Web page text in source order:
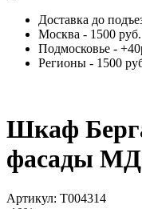
Доставка до
Москва - 1500 руб.
Подмосковье -
Регионы - 1500
Шкаф
фасады
Артикул: Т004314